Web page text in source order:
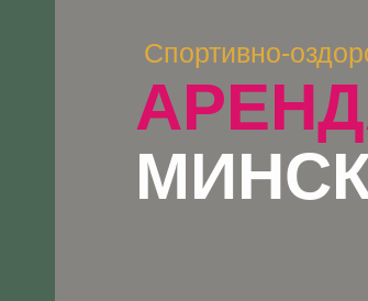
Спортивно-